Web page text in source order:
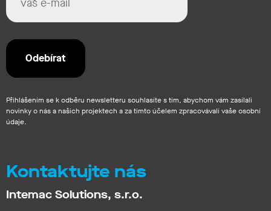
Přihlášením se k odběru newsletteru souhlasíte s tím, abychom vám zasílali
novinky o nás a našich projektech a za tímto účelem zpracovávali vaše osobní
údaje.
Kontaktujte nás
Intemac Solutions, s.r.o.